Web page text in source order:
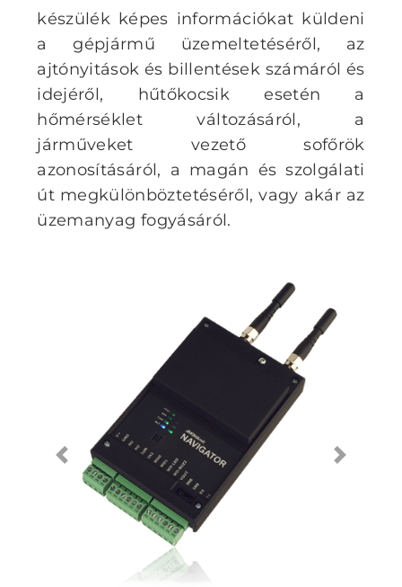
készülék képes információkat küldeni
a gépjármű üzemeltetéséről, az
ajtónyitások és billentések számáról és
idejéről, hűtőkocsik esetén a
hőmérséklet változásáról, a
járműveket vezető sofőrök
azonosításáról, a magán és szolgálati
út megkülönböztetéséről, vagy akár az
üzemanyag fogyásáról.
Previous Next